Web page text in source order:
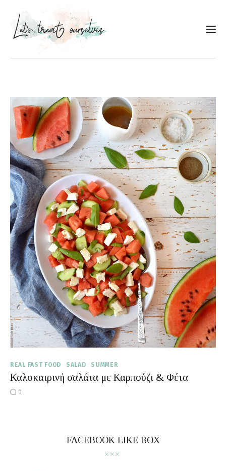
Portfolio
Services
Food photography tips
Επικοινωνία
Συνεργασίες
Moments of Mine
FAQ
REAL FAST FOOD SALAD SUMMER
Καλοκαιρινή σαλάτα με Καρπούζι & Φέτα
0
FACEBOOK LIKE BOX